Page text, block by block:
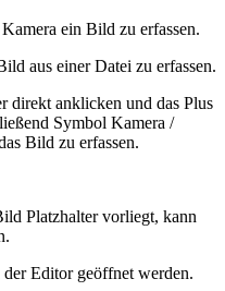
ein Bild zu erfassen.
aus einer Datei zu erfassen.
direkt anklicken und das Plus
Symbol Kamera /
Bild zu erfassen.
Platzhalter vorliegt, kann
Editor geöffnet werden.